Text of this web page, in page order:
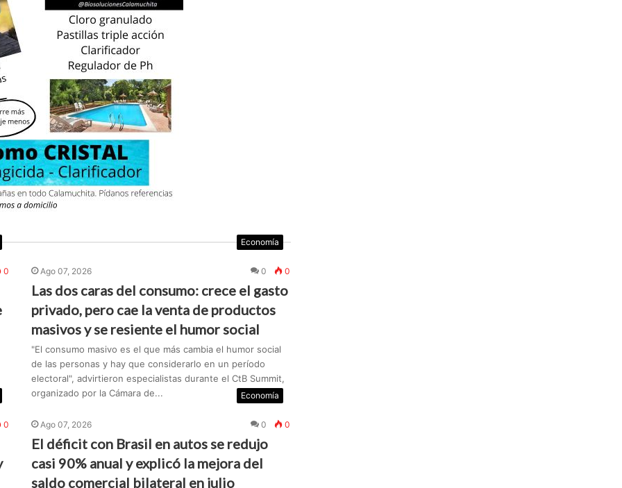
0
Economía
Ago 07, 2026 0 0
Las dos caras del consumo: crece el gasto
privado, pero cae la venta de productos
masivos y se resiente el humor social
"El consumo masivo es el que más cambia el humor social
de las personas y hay que considerarlo en un período
electoral", advirtieron especialistas durante el CtB Summit,
organizado por la Cámara de...
0
Economía
Ago 07, 2026 0 0
El déficit con Brasil en autos se redujo
casi 90% anual y explicó la mejora del
saldo comercial bilateral en julio